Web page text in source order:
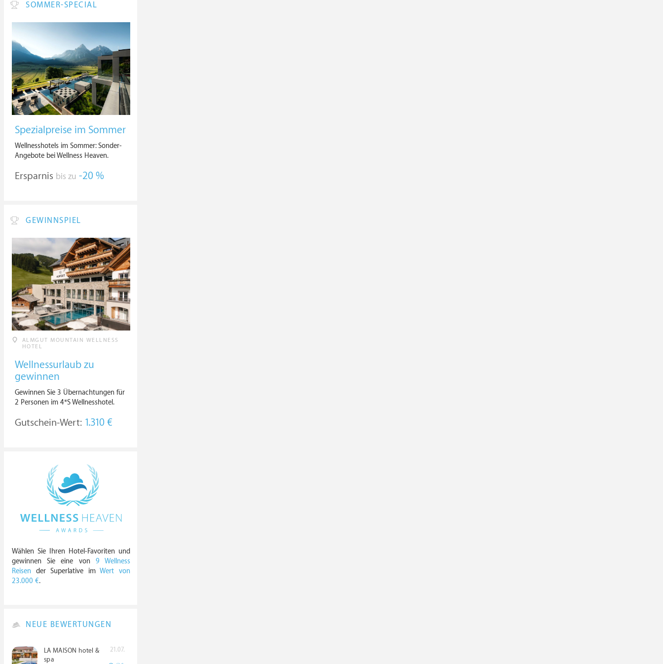
SOMMER-SPECIAL
Spezialpreise im Sommer
Wellnesshotels im Sommer: Sonder-
Angebote bei Wellness Heaven.
Ersparnis bis zu -20 %
GEWINNSPIEL
ALMGUT MOUNTAIN WELLNESS
HOTEL
Wellnessurlaub zu
gewinnen
Gewinnen Sie 3 Übernachtungen für
2 Personen im 4*S Wellnesshotel.
Gutschein-Wert: 1.310 €
Wählen Sie Ihren Hotel-Favoriten und
gewinnen Sie eine von 9 Wellness
Reisen der Superlative imWert von
23.000 €.
NEUE BEWERTUNGEN
LA MAISON hotel &
spa
21.07.